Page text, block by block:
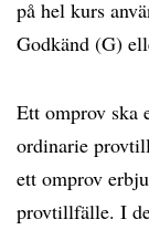
på hel kurs
Godkänd (G)
Ett omprov ska
ordinarie
ett omprov
provtillfälle. I